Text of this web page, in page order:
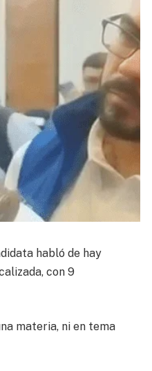
habló de hay
con 9
materia, ni en tema